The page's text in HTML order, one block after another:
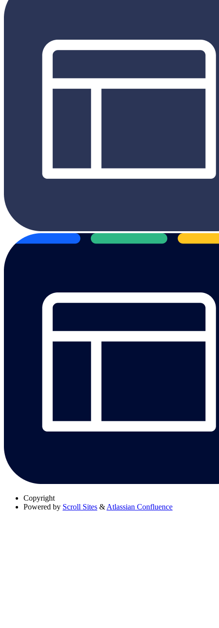
Copyright
Powered by Scroll Sites & Atlassian Confluence